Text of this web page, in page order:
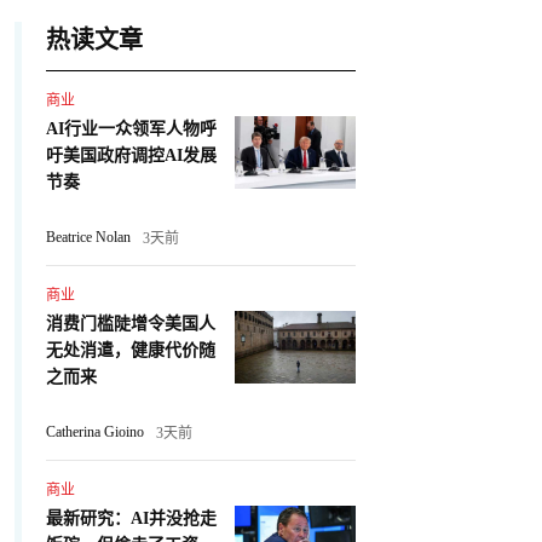
热读文章
商业
AI行业一众领军人物呼
吁美国政府调控AI发展
节奏
Beatrice Nolan 3天前
商业
消费门槛陡增令美国人
无处消遣，健康代价随
之而来
Catherina Gioino 3天前
商业
最新研究：AI并没抢走